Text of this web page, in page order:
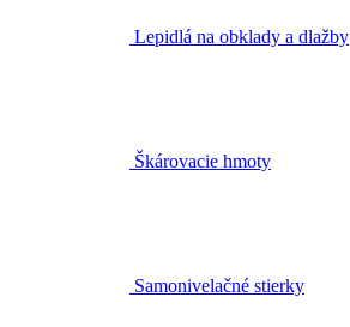
Lepidlá na obklady a dlažby
Škárovacie hmoty
Samonivelačné stierky